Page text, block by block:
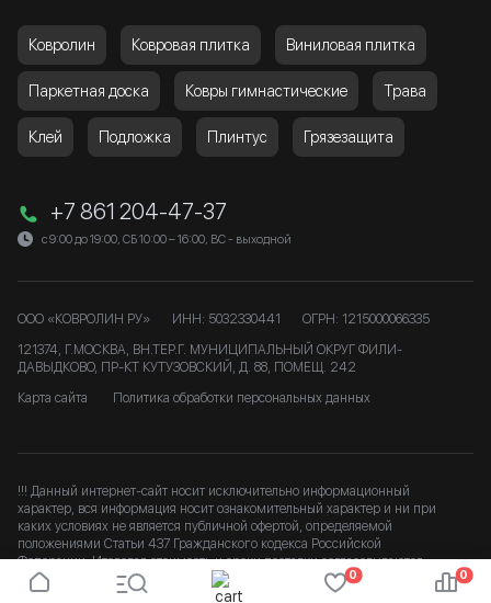
0 0
Ковролин Ковровая плитка Виниловая плитка
Паркетная доска Ковры гимнастические Трава
Клей Подложка Плинтус Грязезащита
+7 861 204-47-37
с 9:00 до 19:00, СБ 10:00 – 16:00, ВС - выходной
ООО «КОВРОЛИН РУ» ИНН: 5032330441
ОГРН: 1215000066335
121374, Г.МОСКВА, ВН.ТЕР.Г. МУНИЦИПАЛЬНЫЙ ОКРУГ ФИЛИ-
ДАВЫДКОВО, ПР-КТ КУТУЗОВСКИЙ, Д. 88, ПОМЕЩ. 242
Карта сайта
Политика обработки персональных данных
!!! Данный интернет-сайт носит исключительно информационный
характер, вся информация носит ознакомительный характер и ни при
каких условиях не является публичной офертой, определяемой
положениями Статьи 437 Гражданского кодекса Российской
Федерации. Итоговая стоимость и сроки доставки согласовываются
после подтверждения заказа. b